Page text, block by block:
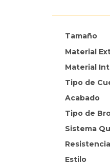
Tamaño
Material
Material
Tipo de
Acabado
Tipo de
Sistema
Estilo